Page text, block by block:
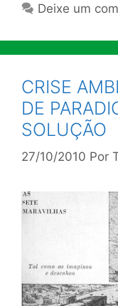
Deixe um
CRISE
DE
SOLUÇÃO
27/10/2010 Por